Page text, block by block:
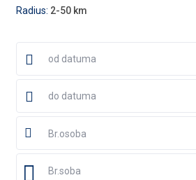
Radius: 2-50 km
Br.osoba
Br.soba